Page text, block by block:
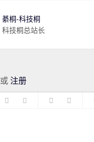
綦桐-科技桐
科技桐总站长
或注册